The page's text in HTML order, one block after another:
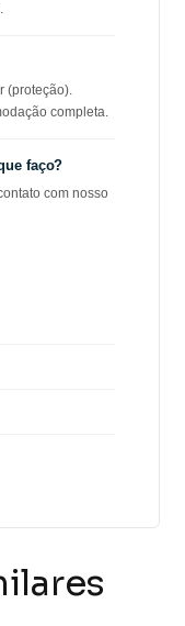
(proteção).
completa.
faço?
com nosso